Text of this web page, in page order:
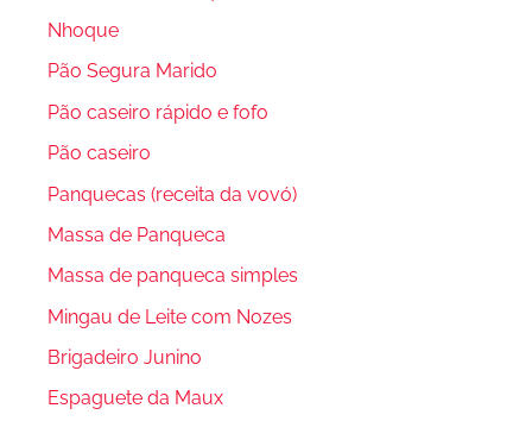
Nhoque
Pão Segura Marido
Pão caseiro rápido e fofo
Pão caseiro
Panquecas (receita da vovó)
Massa de Panqueca
Massa de panqueca simples
Mingau de Leite com Nozes
Brigadeiro Junino
Espaguete da Maux